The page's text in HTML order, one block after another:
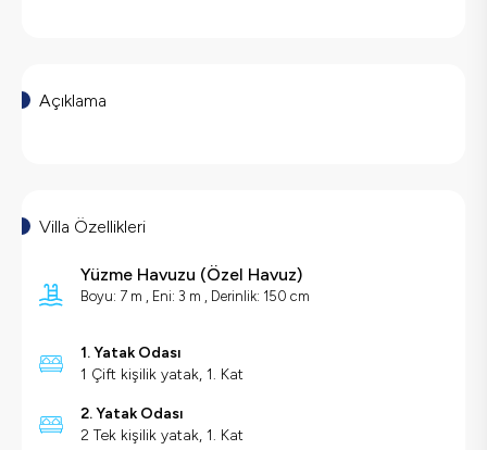
Açıklama
Villa Özellikleri
Yüzme Havuzu (Özel Havuz)
Boyu: 7 m , Eni: 3 m , Derinlik: 150 cm
1. Yatak Odası
1 Çift kişilik yatak, 1. Kat
2. Yatak Odası
2 Tek kişilik yatak, 1. Kat